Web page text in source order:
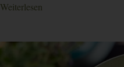
Weiterlesen